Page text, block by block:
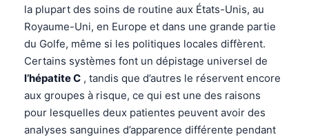
la plupart des soins de routine aux États-Unis, au
Royaume-Uni, en Europe et dans une grande partie
du Golfe, même si les politiques locales diffèrent.
Certains systèmes font un dépistage universel de
l’hépatite C , tandis que d’autres le réservent encore
aux groupes à risque, ce qui est une des raisons
pour lesquelles deux patientes peuvent avoir des
analyses sanguines d’apparence différente pendant